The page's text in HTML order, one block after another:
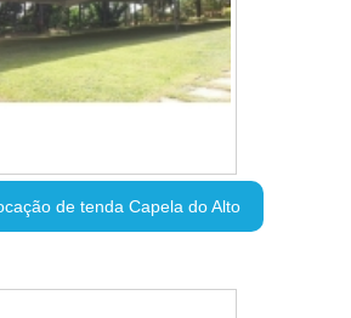
de tenda Capela do Alto